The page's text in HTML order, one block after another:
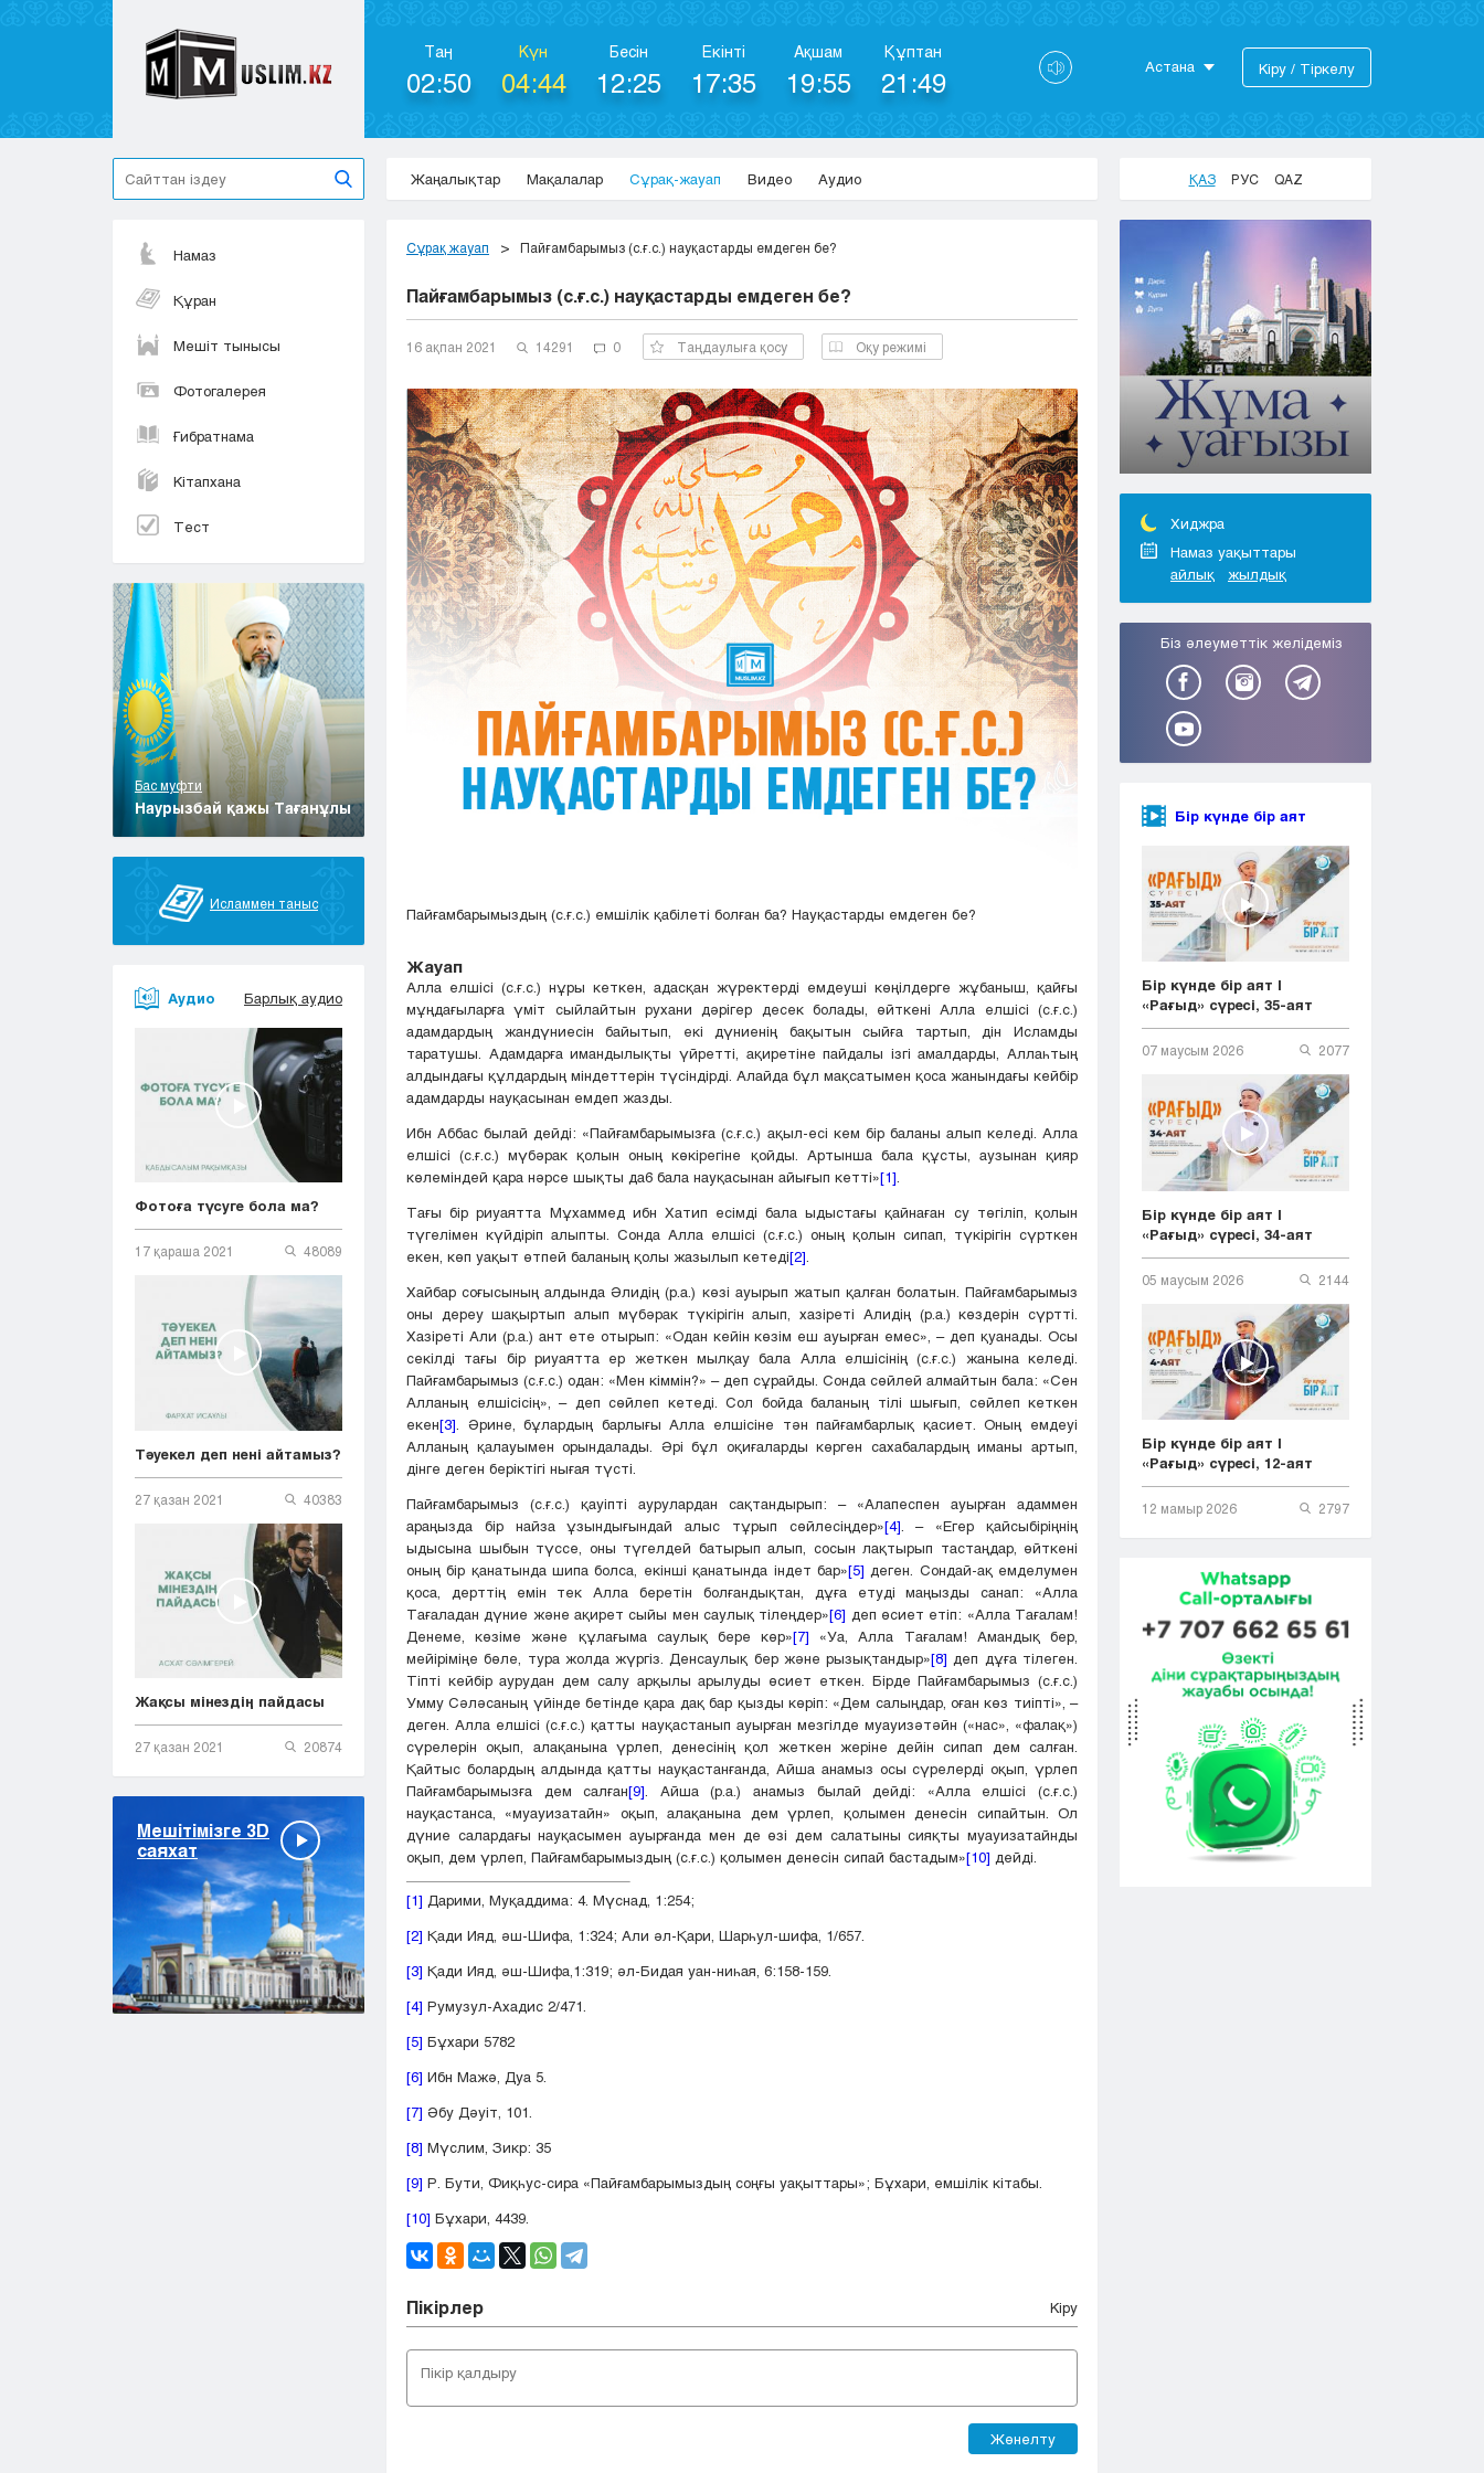
Таң
02:50
Күн
04:44
Бесін
12:25
Екінті
17:35
Ақшам
19:55
Құптан
21:49 Астана
Актобе
Караганда
Кокшетау
Костанай
Кызылорда
Павлодар
Петропавловск
Семей
Талдыкорган
Тараз
Туркестан
Уральск
Усть-Каменогорск
Шымкент
Кіру / Тіркелу
Жаңалықтар Мақалалар Сұрақ-жауап Видео Аудио ҚАЗ РУС QAZ
Намаз
Құран
Мешіт тынысы
Фотогалерея
Ғибратнама
Кітапхана
Тест
Бас муфти
Наурызбай қажы Тағанұлы
Исламмен таныс
Аудио Барлық аудио
Фотоға түсуге бола ма?
17 қараша 2021 48089
Тәуекел деп нені айтамыз?
27 қазан 2021 40383
Жақсы мінездің пайдасы
27 қазан 2021 20874
Мешітімізге 3D
саяхат
Сұрақ жауап Пайғамбарымыз (с.ғ.с.) науқастарды емдеген бе?
Пайғамбарымыз (с.ғ.с.) науқастарды емдеген бе?
16 ақпан 2021 14291 0 Таңдаулыға қосу Оқу режимі
Пайғамбарымыздың (с.ғ.с.) емшілік қабілеті болған ба? Науқастарды емдеген бе?
Жауап
Алла елшісі (с.ғ.с.) нұры кеткен, адасқан жүректерді емдеуші көңілдерге жұбаныш, қайғы
мұңдағыларға үміт сыйлайтын рухани дәрігер десек болады, өйткені Алла елшісі (с.ғ.с.)
адамдардың жандүниесін байытып, екі дүниенің бақытын сыйға тартып, дін Исламды
таратушы. Адамдарға имандылықты үйретті, ақиретіне пайдалы ізгі амалдарды, Аллаһтың
алдындағы құлдардың міндеттерін түсіндірді. Алайда бұл мақсатымен қоса жанындағы кейбір
адамдарды науқасынан емдеп жазды.
Ибн Аббас былай дейді: «Пайғамбарымызға (с.ғ.с.) ақыл-есі кем бір баланы алып келеді. Алла
елшісі (с.ғ.с.) мүбәрак қолын оның көкірегіне қойды. Артынша бала құсты, аузынан қияр
көлеміндей қара нәрсе шықты да6 бала науқасынан айығып кетті»[1]
Тағы бір риуаятта Мұхаммед ибн Хатип есімді бала ыдыстағы қайнаған су төгіліп, қолын
түгелімен күйдіріп алыпты. Сонда Алла елшісі (с.ғ.с.) оның қолын сипап, түкірігін сүрткен
екен, көп уақыт өтпей баланың қолы жазылып кетеді[2]
Хайбар соғысының алдында Әлидің (р.а.) көзі ауырып жатып қалған болатын. Пайғамбарымыз
оны дереу шақыртып алып мүбәрак түкірігін алып, хазіреті Алидің (р.а.) көздерін сүртті.
Хазіреті Али (р.а.) ант ете отырып: «Одан кейін көзім еш ауырған емес», – деп қуанады. Осы
секілді тағы бір риуаятта ер жеткен мылқау бала Алла елшісінің (с.ғ.с.) жанына келеді.
Пайғамбарымыз (с.ғ.с.) одан: «Мен кіммін?» – деп сұрайды. Сонда сөйлей алмайтын бала: «Сен
Алланың елшісісің», – деп сөйлеп кетеді. Сол бойда баланың тілі шығып, сөйлеп кеткен
екен[3] . Әрине, бұлардың барлығы Алла елшісіне тән пайғамбарлық қасиет. Оның емдеуі
Алланың қалауымен орындалады. Әрі бұл оқиғаларды көрген сахабалардың иманы артып,
дінге деген беріктігі нығая түсті.
Пайғамбарымыз (с.ғ.с.) қауіпті аурулардан сақтандырып: – «Алапеспен ауырған адаммен
араңызда бір найза ұзындығындай алыс тұрып сөйлесіңдер»[4] . – «Егер қайсыбіріңнің
ыдысына шыбын түссе, оны түгелдей батырып алып, сосын лақтырып тастаңдар, өйткені
оның бір қанатында шипа болса, екінші қанатында індет бар»[5] деген. Сондай-ақ емделумен
қоса, дерттің емін тек Алла беретін болғандықтан, дұға етуді маңызды санап: «Алла
Тағаладан дүние және ақирет сыйы мен саулық тілеңдер»[6] деп өсиет етіп: «Алла Тағалам!
Денеме, көзіме және құлағыма саулық бере көр»[7] «Уа, Алла Тағалам! Амандық бер,
мейіріміңе бөле, тура жолда жүргіз. Денсаулық бер және рызықтандыр»[8] деп дұға тілеген.
Тіпті кейбір аурудан дем салу арқылы арылуды өсиет еткен. Бірде Пайғамбарымыз (с.ғ.с.)
Умму Сәләсаның үйінде бетінде қара дақ бар қызды көріп: «Дем салыңдар, оған көз тиіпті», –
деген. Алла елшісі (с.ғ.с.) қатты науқастанып ауырған мезгілде муауизәтәйн («нас», «фалақ»)
сүрелерін оқып, алақанына үрлеп, денесінің қол жеткен жеріне дейін сипап дем салған.
Қайтыс болардың алдында қатты науқастанғанда, Айша анамыз осы сүрелерді оқып, үрлеп
Пайғамбарымызға дем салған[9] . Айша (р.а.) анамыз былай дейді: «Алла елшісі (с.ғ.с.)
науқастанса, «муауизатайн» оқып, алақанына дем үрлеп, қолымен денесін сипайтын. Ол
дүние салардағы науқасымен ауырғанда мен де өзі дем салатыны сияқты муауизатайнды
оқып, дем үрлеп, Пайғамбарымыздың (с.ғ.с.) қолымен денесін сипай бастадым»[10] дейді.
[1] Дарими, Муқаддима: 4. Мүснад, 1:254;
[2] Қади Ияд, әш-Шифа, 1:324; Али әл-Қари, Шарһул-шифа, 1/657.
[3] Қади Ияд, әш-Шифа,1:319; әл-Бидая уан-ниһая, 6:158-159.
[4] Румузул-Ахадис 2/471.
[5] Бұхари 5782
[6] Ибн Мажә, Дуа 5.
[7] Әбу Дәуіт, 101.
[8] Мүслим, Зикр: 35
[9] Р. Бути, Фиқһус-сира «Пайғамбарымыздың соңғы уақыттары»; Бұхари, емшілік кітабы.
[10] Бұхари, 4439.
Пікірлер Кіру
Жөнелту
Хиджра
Намаз уақыттары
айлық
жылдық
Біз әлеуметтік желідеміз
Бір күнде бір аят
Бір күнде бір аят |
«Рағыд» сүресі, 35-аят
07 маусым 2026 2077
Бір күнде бір аят |
«Рағыд» сүресі, 34-аят
05 маусым 2026 2144
Бір күнде бір аят |
«Рағыд» сүресі, 12-аят
12 мамыр 2026 2797